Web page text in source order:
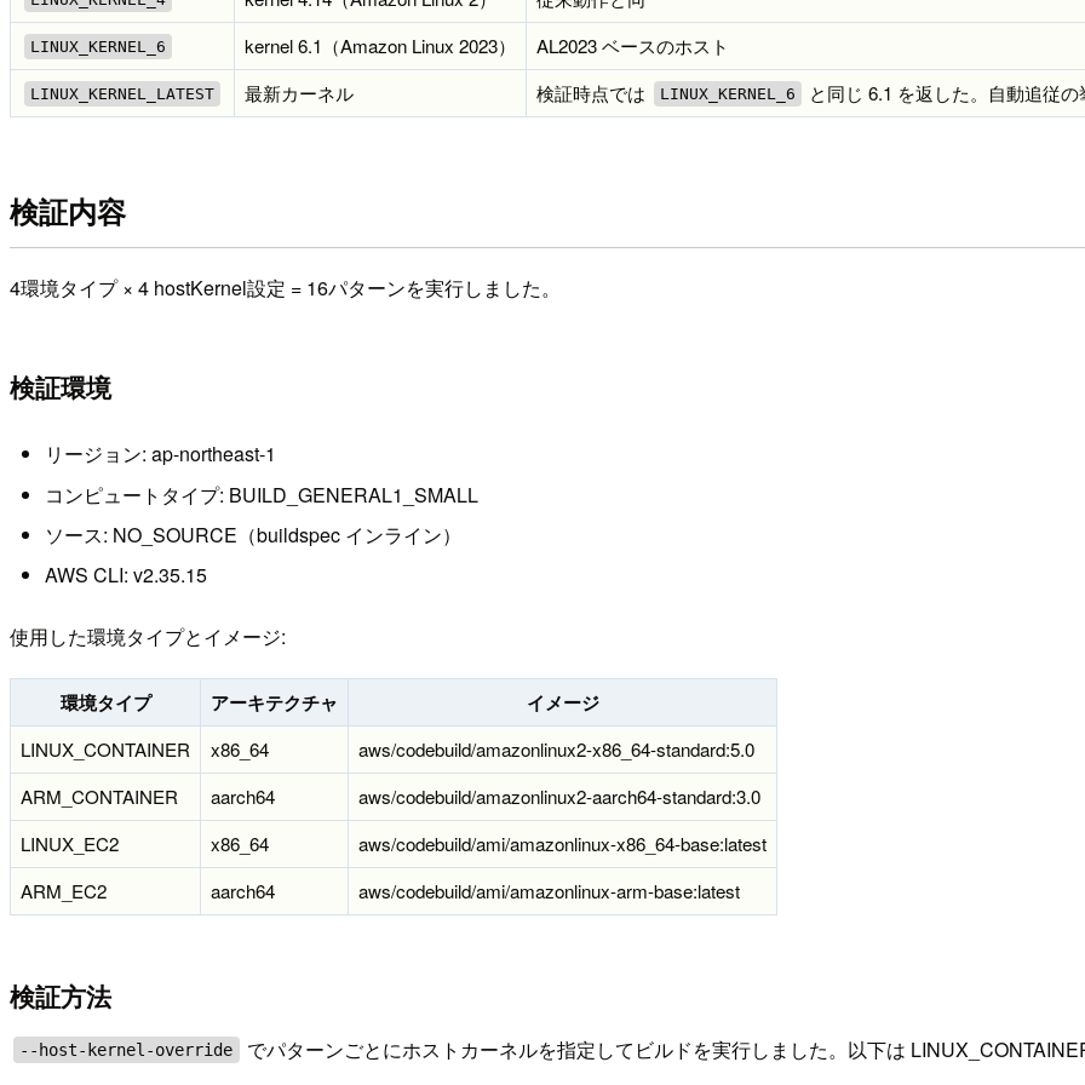
LINUX_KERNEL_6 kernel 6.1（Amazon Linux 2023） AL2023 ベースのホスト
LINUX_KERNEL_LATEST 最新カーネル 検証時点では LINUX_KERNEL_6 と同じ 6.1 を返した。自動追従
検証内容
4環境タイプ × 4 hostKernel設定 = 16パターンを実行しました。
検証環境
リージョン: ap-northeast-1
コンピュートタイプ: BUILD_GENERAL1_SMALL
ソース: NO_SOURCE（buildspec インライン）
AWS CLI: v2.35.15
使用した環境タイプとイメージ:
環境タイプ アーキテクチャ イメージ
LINUX_CONTAINER x86_64
aws/codebuild/amazonlinux2-x86_64-standard:5.0
ARM_CONTAINER
aarch64
aws/codebuild/amazonlinux2-aarch64-standard:3.0
LINUX_EC2
x86_64
aws/codebuild/ami/amazonlinux-x86_64-base:latest
ARM_EC2
aarch64 aws/codebuild/ami/amazonlinux-arm-base:latest
検証方法
--host-kernel-override でパターンごとにホストカーネルを指定してビルドを実行しました。以下は